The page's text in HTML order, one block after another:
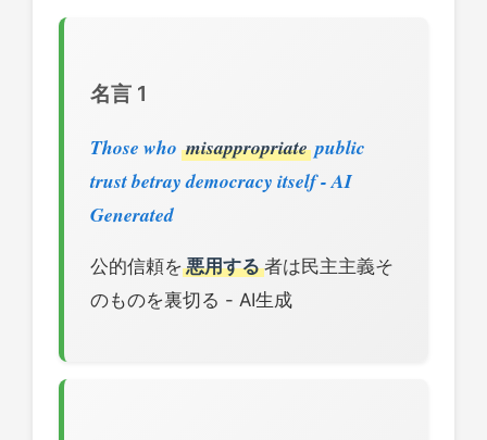
名言 1
Those who misappropriate public
trust betray democracy itself - AI
Generated
公的信頼を 悪用する者は民主主義そ
のものを裏切る - AI生成